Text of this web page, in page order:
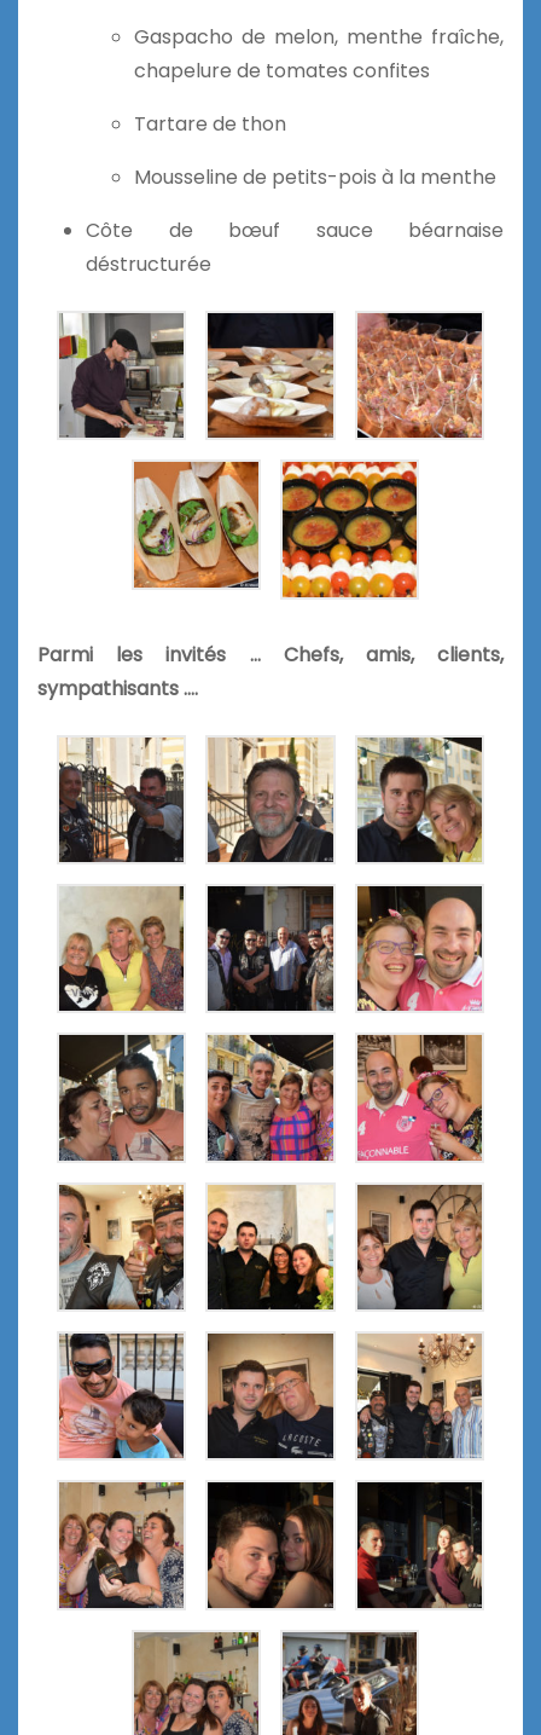
Gaspacho de melon, menthe fraîche,
chapelure de tomates confites
Tartare de thon
Mousseline de petits-pois à la menthe
Côte de bœuf sauce béarnaise
déstructurée
Parmi les invités … Chefs, amis, clients,
sympathisants ….